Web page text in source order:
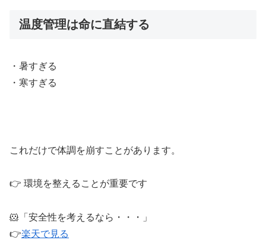
温度管理は命に直結する
・暑すぎる
・寒すぎる
これだけで体調を崩すことがあります。
👉 環境を整えることが重要です
🐹「安全性を考えるなら・・・」
👉楽天で見る